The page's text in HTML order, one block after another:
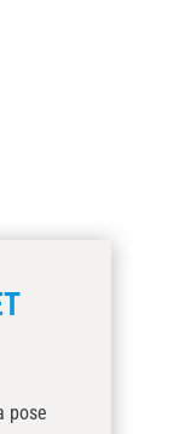
pose